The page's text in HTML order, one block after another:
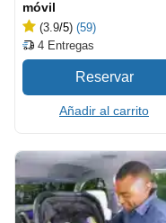
móvil
(3.9/5) (59)
4 Entregas
Añadir al carrito